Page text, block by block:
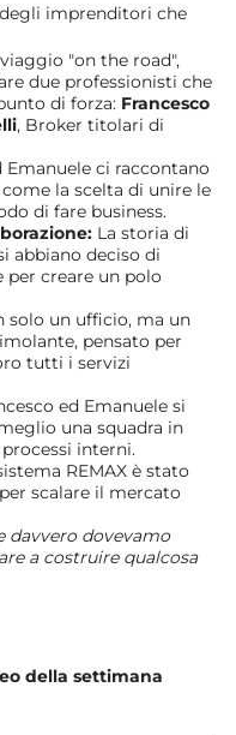
imprenditori che
"on the road",
due professionisti che
di forza: Francesco
, Broker titolari di
Emanuele ci raccontano
la scelta di unire le
di fare business.
La storia di
abbiano deciso di
per creare un polo
solo un ufficio, ma un
pensato per
tutti i servizi
ed Emanuele si
una squadra in
interni.
REMAX è stato
scalare il mercato
davvero dovevamo
a costruire qualcosa
della settimana